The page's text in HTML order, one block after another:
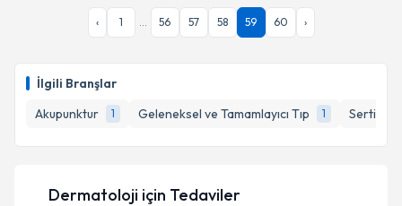
İlgili Branşlar
Akupunktur
1 Geleneksel ve Tamamlayıcı Tıp 1
‹ 1 ... 56 57 58 59 60 ›
Dermatoloji için Tedaviler